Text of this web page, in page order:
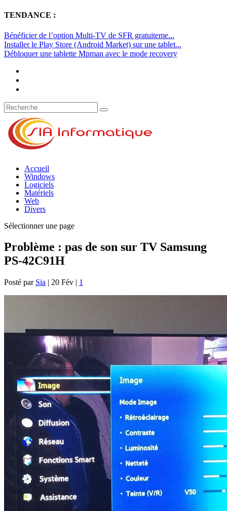
TENDANCE :
Bénéficier de l’option Multi-TV de SFR gratuiteme...
Installer le Play Store (Android Market) sur une tablet...
Débloquer une tablette Mpman avec le mode recovery
Accueil
Windows
Logiciels
Matériels
Web
Divers
Sélectionner une page
Problème : pas de son sur TV Samsung
PS-42C91H
Posté par Sia | 20 Fév | 1